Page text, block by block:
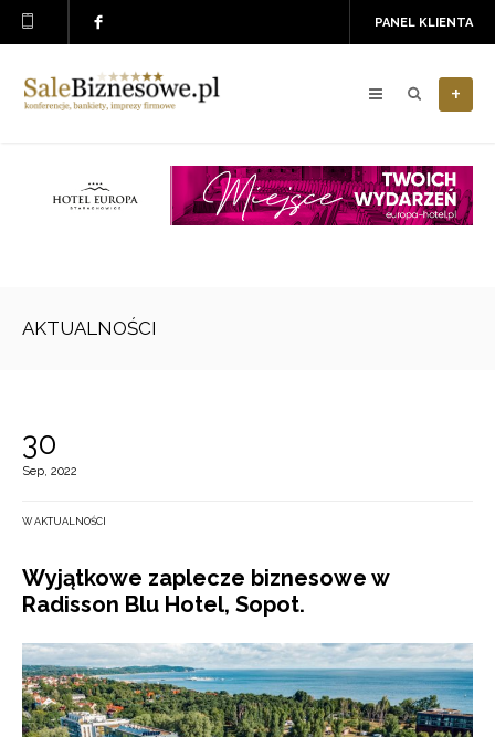
PANEL KLIENTA
+
AKTUALNOŚCI
30
Sep, 2022
W AKTUALNOŚCI
Wyjątkowe zaplecze biznesowe w
Radisson Blu Hotel, Sopot.